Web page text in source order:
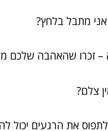
– זכרו שהאהבה שלכם
את הרגעים יכול